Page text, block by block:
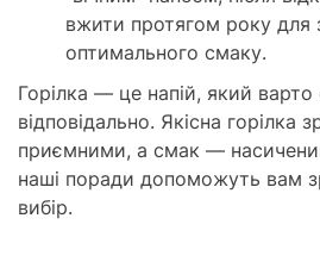
вжити протягом року для
оптимального смаку.
Горілка — це напій, який варто
відповідально. Якісна горілка
приємними, а смак —
наші поради допоможуть вам
вибір.